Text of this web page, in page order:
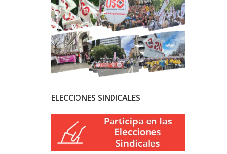
ELECCIONES SINDICALES